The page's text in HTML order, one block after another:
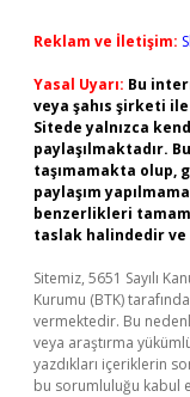
Reklam ve İletişim:
Yasal Uyarı: Bu
veya şahıs şirketi
Sitede yalnızca
paylaşılmaktadır.
taşımamakta olup,
paylaşım
benzerlikleri
taslak halindedir
Sitemiz, 5651 Sayılı
Kurumu (BTK)
vermektedir. Bu
veya araştırma
yazdıkları içeriklerin
bu sorumluluğu kabul